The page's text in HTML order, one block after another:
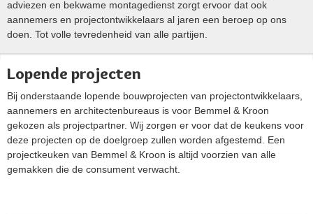
adviezen en bekwame montagedienst zorgt ervoor dat ook
aannemers en projectontwikkelaars al jaren een beroep op ons
doen. Tot volle tevredenheid van alle partijen.
Lopende projecten
Bij onderstaande lopende bouwprojecten van projectontwikkelaars,
aannemers en architectenbureaus is voor Bemmel & Kroon
gekozen als projectpartner. Wij zorgen er voor dat de keukens voor
deze projecten op de doelgroep zullen worden afgestemd. Een
projectkeuken van Bemmel & Kroon is altijd voorzien van alle
gemakken die de consument verwacht.